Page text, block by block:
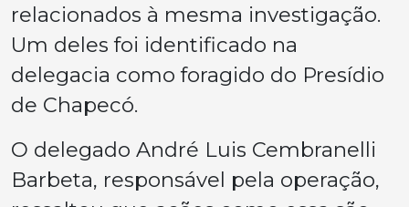
relacionados à mesma investigação.
Um deles foi identificado na
delegacia como foragido do Presídio
de Chapecó.
O delegado André Luis Cembranelli
Barbeta, responsável pela operação,